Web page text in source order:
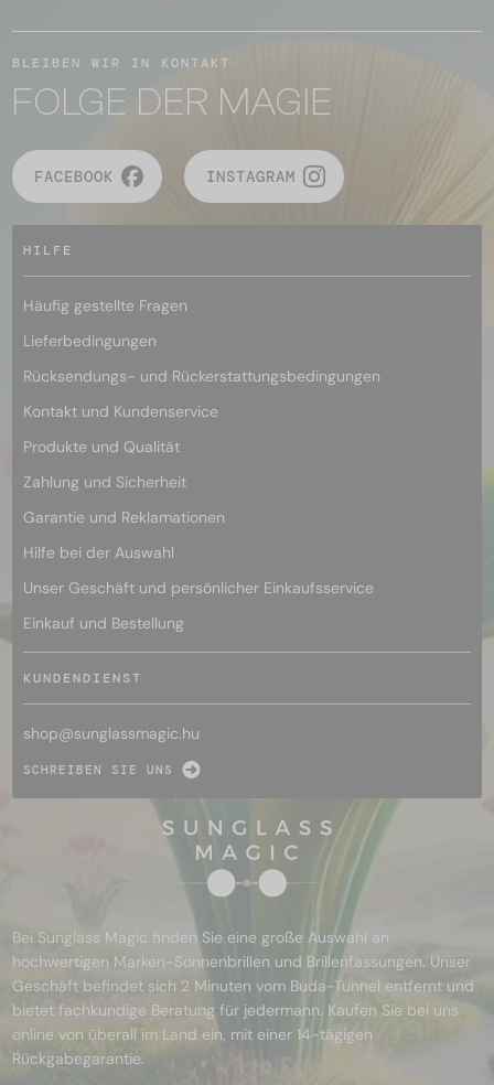
BLEIBEN WIR IN KONTAKT
FOLGE DER MAGIE
FACEBOOK INSTAGRAM
HILFE
Häufig gestellte Fragen
Lieferbedingungen
Rücksendungs- und Rückerstattungsbedingungen
Kontakt und Kundenservice
Produkte und Qualität
Zahlung und Sicherheit
Garantie und Reklamationen
Hilfe bei der Auswahl
Unser Geschäft und persönlicher Einkaufsservice
Einkauf und Bestellung
KUNDENDIENST
shop@sunglassmagic.hu
SCHREIBEN SIE UNS
Bei Sunglass Magic finden Sie eine große Auswahl an
hochwertigen Marken-Sonnenbrillen und Brillenfassungen. Unser
Geschäft befindet sich 2 Minuten vom Buda-Tunnel entfernt und
bietet fachkundige Beratung für jedermann. Kaufen Sie bei uns
online von überall im Land ein, mit einer 14-tägigen
Rückgabegarantie.